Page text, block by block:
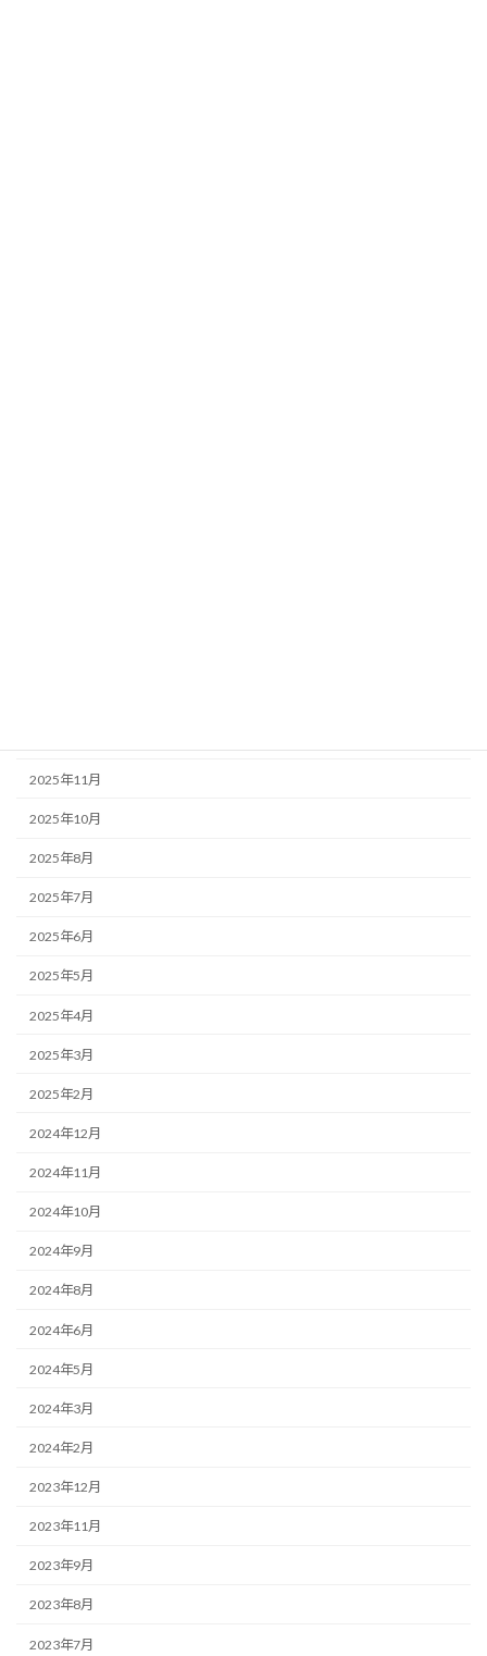
2025年11月
2025年10月
2025年8月
2025年7月
2025年6月
2025年5月
2025年4月
2025年3月
2025年2月
2024年12月
2024年11月
2024年10月
2024年9月
2024年8月
2024年6月
2024年5月
2024年3月
2024年2月
2023年12月
2023年11月
2023年9月
2023年8月
2023年7月